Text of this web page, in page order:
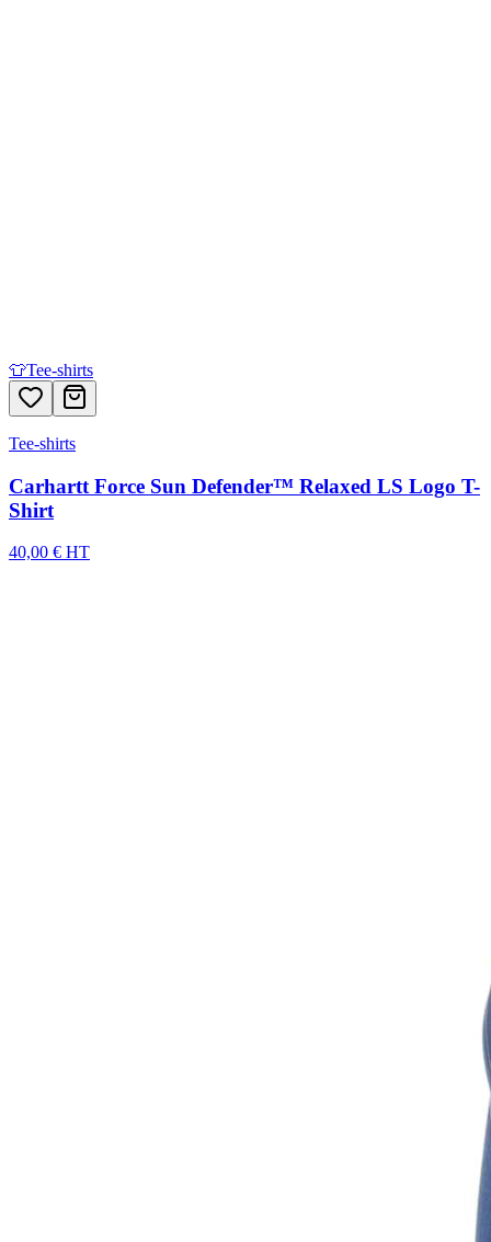
👕Tee-shirts
Tee-shirts
Carhartt Force Sun Defender™ Relaxed LS Logo T-
Shirt
40,00 € HT